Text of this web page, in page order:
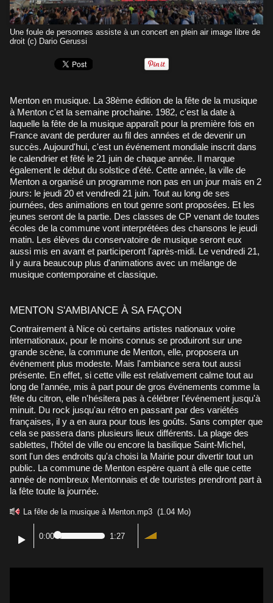
Une foule de personnes assiste à un concert en plein air image libre de
droit (c) Dario Gerussi
Menton en musique. La 38ème édition de la fête de la musique
à Menton c'et la semaine prochaine. 1982, c'est la date à
laquelle la fête de la musique apparaît pour la première fois en
France avant de perdurer au fil des années et de devenir un
succès. Aujourd'hui, c'est un événement mondiale inscrit dans
le calendrier et fêté le 21 juin de chaque année. Il marque
également le début du solstice d'été. Cette année, la ville de
Menton a organisé un programme non pas en un jour mais en 2
jours: le jeudi 20 et vendredi 21 juin. Tout au long de ses
journées, des animations en tout genre sont proposées. Et les
jeunes seront de la partie. Des classes de CP venant de toutes
écoles de la commune vont interprétées des chansons le jeudi
matin. Les élèves du conservatoire de musique seront eux
aussi mis en avant et participeront l'après-midi. Le vendredi 21,
il y aura beaucoup plus d'animations avec un mélange de
musique contemporaine et classique.
MENTON S'AMBIANCE À SA FAÇON
Contrairement à Nice où certains artistes nationaux voire
internationaux, pour le moins connus se produiront sur une
grande scène, la commune de Menton, elle, proposera un
événement plus modeste. Mais l'ambiance sera tout aussi
présente. En effet, si cette ville est relativement calme tout au
long de l'année, mis à part pour de gros événements comme la
fête du citron, elle n'hésitera pas à célébrer l'événement jusqu'à
minuit. Du rock jusqu'au rétro en passant par des variétés
françaises, il y a en aura pour tous les goûts. Sans compter que
cela se passera dans plusieurs lieux différents. La plage des
sablettes, l'hôtel de ville ou encore la basilique Saint-Michel,
sont l'un des endroits qu'a choisi la Mairie pour divertir tout un
public. La commune de Menton espère quant à elle que cette
année de nombreux Mentonnais et de touristes prendront part à
la fête toute la journée.
La fête de la musique à Menton.mp3 (1.04 Mo)
0:00 1:27